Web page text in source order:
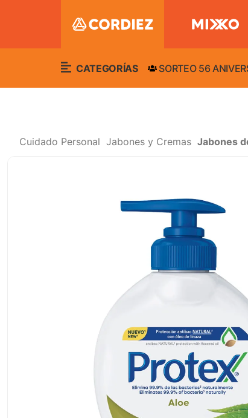
CATEGORÍAS SORTEO 56
Cuidado Personal Jabones y Cremas Jabones